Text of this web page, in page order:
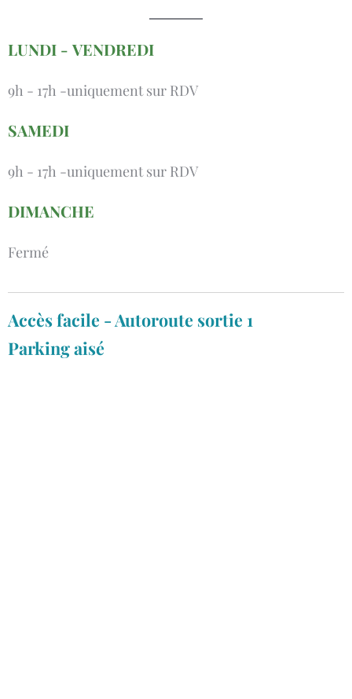
LUNDI - VENDREDI
9h - 17h -uniquement sur RDV
SAMEDI
9h - 17h -uniquement sur RDV
DIMANCHE
Fermé
Accès facile - Autoroute sortie 1
Parking aisé